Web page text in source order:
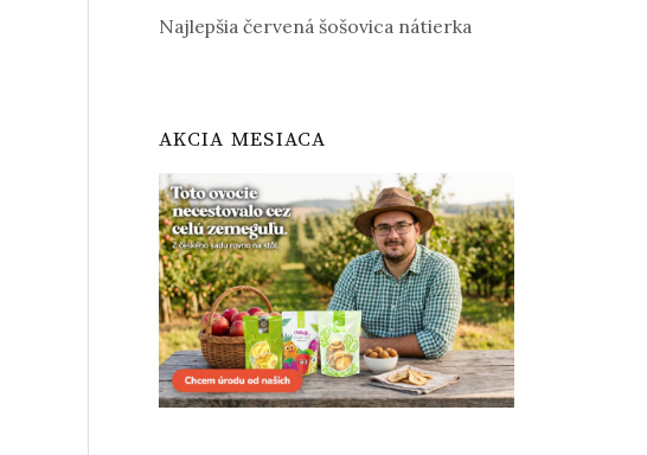
Najlepšia červená šošovica nátierka
AKCIA MESIACA